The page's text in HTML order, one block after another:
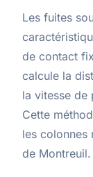
Les fuites
de contact
calcule la
la vitesse de
Cette
les colonnes
de Montreuil.